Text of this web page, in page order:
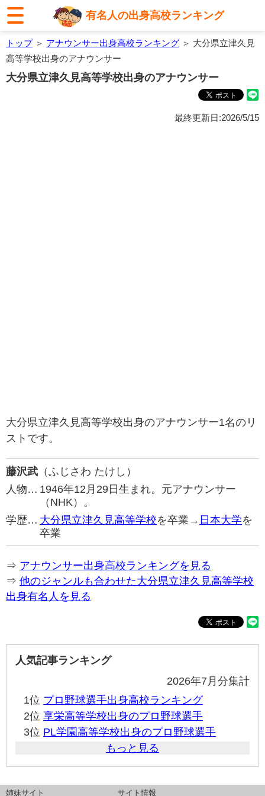
有名人の出身高校ランキング
トップ＞ アナウンサー出身高校ランキング ＞ 大分県立津久見
高等学校出身のアナウンサー
大分県立津久見高等学校出身のアナウンサー
最終更新日:2026/5/15
大分県立津久見高等学校出身のアナウンサー1名のリ
ストです。
藤沢武 （ふじさわ たけし）
人物… 1946年12月29日生まれ。元アナウンサー
（NHK）。
学歴… 大分県立津久見高等学校を卒業→ 日本大学を
卒業
⇒ アナウンサー出身高校ランキングを見る
⇒ 他のジャンルも合わせた大分県立津久見高等学校
出身有名人を見る
人気記事ランキング
2026年7月分集計
1位 プロ野球選手出身高校ランキング
2位 享栄高等学校出身のプロ野球選手
3位 PL学園高等学校出身のプロ野球選手
もっと見る
姉妹サイト サイト情報